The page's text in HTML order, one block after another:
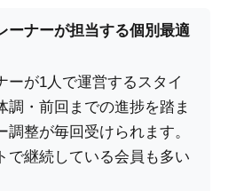
ーナーが担当する個別最適
ーが1人で運営するスタイ
調・前回までの進捗を踏ま
調整が毎回受けられます。
で継続している会員も多い